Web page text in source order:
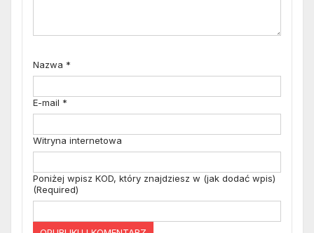
Nazwa *
E-mail *
Witryna internetowa
Poniżej wpisz KOD, który znajdziesz w (jak dodać wpis)
(Required)